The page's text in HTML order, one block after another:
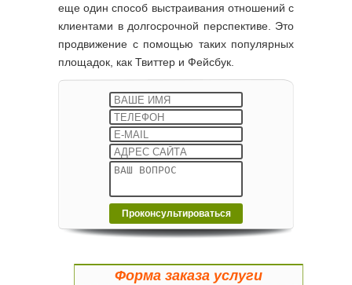
еще один способ выстраивания отношений с
клиентами в долгосрочной перспективе. Это
продвижение с помощью таких популярных
площадок, как Твиттер и Фейсбук.
Форма заказа услуги